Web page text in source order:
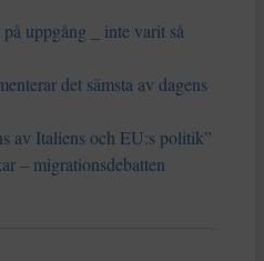
uppgång _ inte varit så
det sämsta av dagens
av Italiens och EU:s politik”
– migrationsdebatten